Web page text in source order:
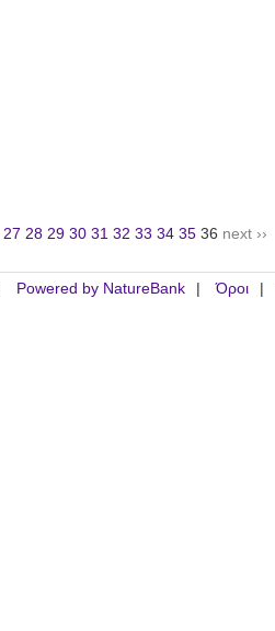
27 28 29 30 31 32 33 34 35 36 next ››
Powered by NatureBank Όροι